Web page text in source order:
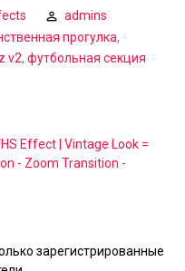
admins
прогулка,
v2, футбольная секция
Effect | Vintage Look =
- Zoom Transition -
зарегистрированные